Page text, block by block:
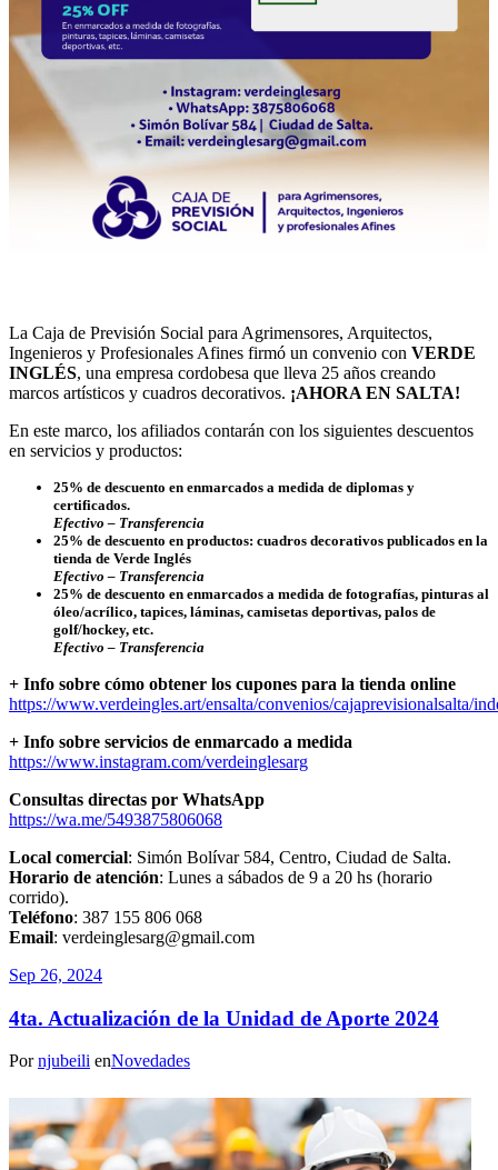
La Caja de Previsión Social para Agrimensores, Arquitectos,
Ingenieros y Profesionales Afines firmó un convenio con VERDE
INGLÉS, una empresa cordobesa que lleva 25 años creando
marcos artísticos y cuadros decorativos. ¡AHORA EN SALTA!
En este marco, los afiliados contarán con los siguientes descuentos
en servicios y productos:
25% de descuento en enmarcados a medida de diplomas y
certificados.
Efectivo – Transferencia
25% de descuento en productos: cuadros decorativos publicados en la
tienda de Verde Inglés
Efectivo – Transferencia
25% de descuento en enmarcados a medida de fotografías, pinturas al
óleo/acrílico, tapices, láminas, camisetas deportivas, palos de
golf/hockey, etc.
Efectivo – Transferencia
+ Info sobre cómo obtener los cupones para la tienda online
https://www.verdeingles.art/ensalta/convenios/cajaprevisionalsalta/
+ Info sobre servicios de enmarcado a medida
https://www.instagram.com/verdeinglesarg
Consultas directas por WhatsApp
https://wa.me/5493875806068
Local comercial: Simón Bolívar 584, Centro, Ciudad de Salta.
Horario de atención: Lunes a sábados de 9 a 20 hs (horario
corrido).
Teléfono: 387 155 806 068
Email: verdeinglesarg@gmail.com
Sep 26, 2024
4ta. Actualización de la Unidad de Aporte 2024
Pornjubeili enNovedades